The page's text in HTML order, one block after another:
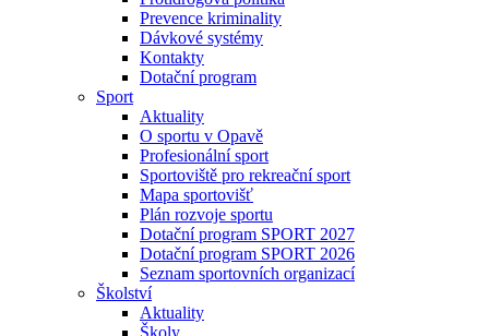
Prevence kriminality
Dávkové systémy
Kontakty
Dotační program
Sport
Aktuality
O sportu v Opavě
Profesionální sport
Sportoviště pro rekreační sport
Mapa sportovišť
Plán rozvoje sportu
Dotační program SPORT 2027
Dotační program SPORT 2026
Seznam sportovních organizací
Školství
Aktuality